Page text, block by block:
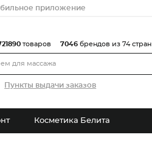
приложение
Пункты выдачи заказов
товаров 7046 брендов из 74 стран
Косметика Белита